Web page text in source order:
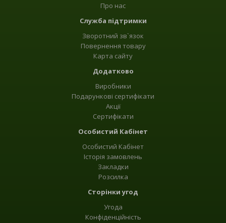
Про нас
Служба підтримки
Зворотний зв`язок
Повернення товару
Карта сайту
Додатково
Виробники
Подарункові сертифікати
Акції
Сертифікати
Особистий Кабінет
Особистий Кабінет
Історія замовлень
Закладки
Розсилка
Сторінки угод
Угода
Конфіденційність